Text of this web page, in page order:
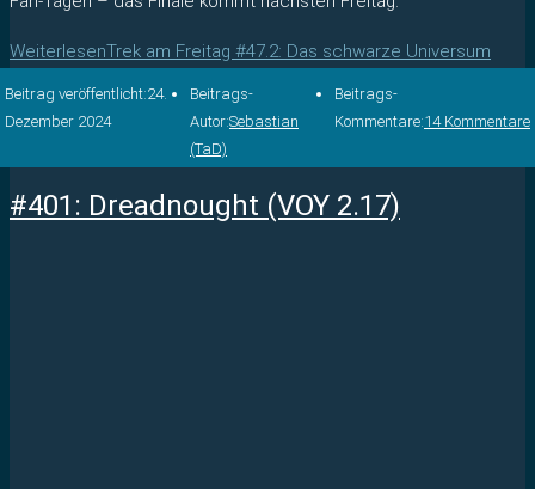
WeiterlesenTrek am Freitag #47.2: Das schwarze Universum
Beitrag veröffentlicht:24.
Dezember 2024
Beitrags-
Autor:Sebastian
(TaD)
Beitrags-
Kommentare:14 Kommentare
#401: Dreadnought (VOY 2.17)